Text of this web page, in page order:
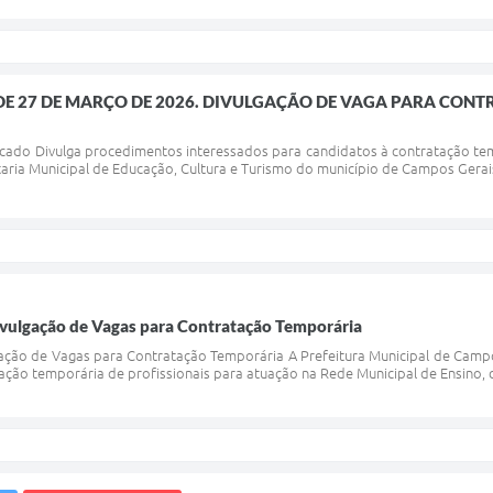
27 DE MARÇO DE 2026. DIVULGAÇÃO DE VAGA PARA
Divulga procedimentos interessados para candidatos à contratação
Municipal de Educação, Cultura e Turismo do município de Campos
de Vagas para Contratação Temporária
de Vagas para Contratação Temporária A Prefeitura Municipal de
temporária de profissionais para atuação na Rede Municipal de Ensino,